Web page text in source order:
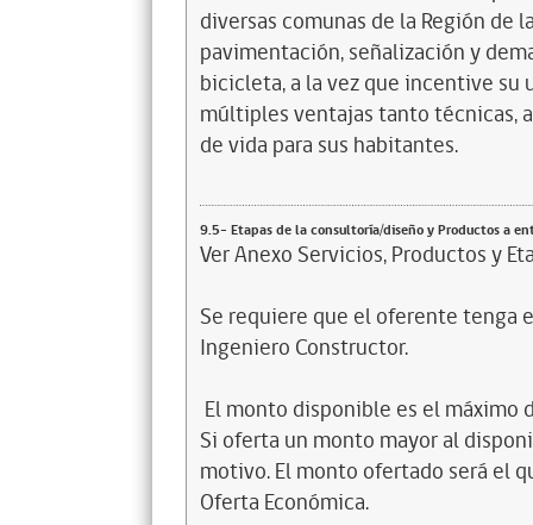
diversas comunas de la Región de
pavimentación, señalización y
bicicleta, a la vez que incentive su
múltiples ventajas tanto técnicas,
de vida para sus habitantes.
9.5- Etapas de la consultoría/diseño y Productos a
Ver Anexo Servicios, Productos y
Se requiere que el oferente tenga
Ingeniero Constructor.
El monto disponible es el máximo
Si oferta un monto mayor al
motivo. El monto ofertado será el
Oferta Económica.